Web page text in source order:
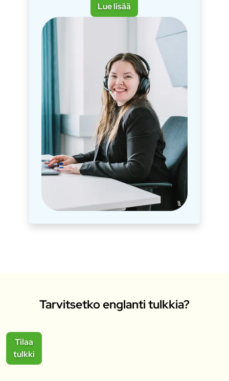
Lue lisää
Tarvitsetko englanti tulkkia?
Tilaa
tulkki